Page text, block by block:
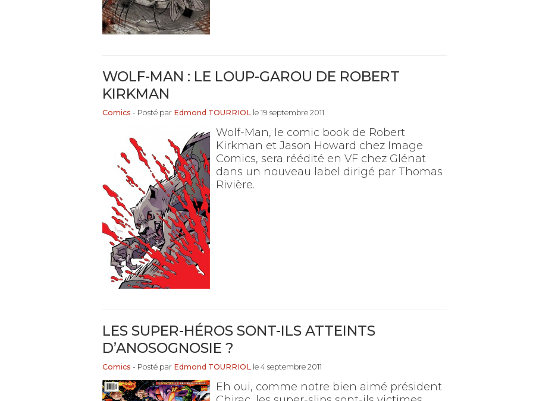
WOLF-MAN : LE LOUP-GAROU DE ROBERT
KIRKMAN
Comics - Posté par Edmond TOURRIOL le 19 septembre 2011
Wolf-Man, le comic book de Robert
Kirkman et Jason Howard chez Image
Comics, sera réédité en VF chez Glénat
dans un nouveau label dirigé par Thomas
Rivière.
LES SUPER-HÉROS SONT-ILS ATTEINTS
D’ANOSOGNOSIE ?
Comics - Posté par Edmond TOURRIOL le 4 septembre 2011
Eh oui, comme notre bien aimé président